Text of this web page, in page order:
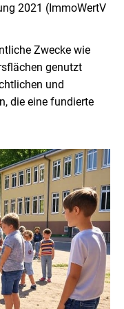
2021 (ImmoWertV
Zwecke wie
genutzt
und
die eine fundierte